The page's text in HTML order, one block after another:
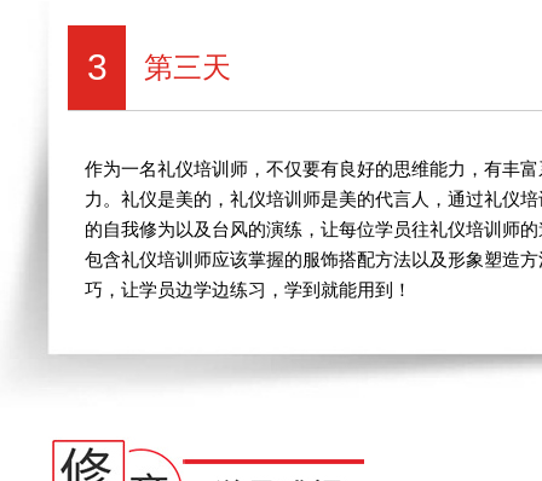
3 第三天
作为一名礼仪培训师，不仅要有良好的思维能力，有丰
力。礼仪是美的，礼仪培训师是美的代言人，通过礼仪
的自我修为以及台风的演练，让每位学员往礼仪培训师
包含礼仪培训师应该掌握的服饰搭配方法以及形象塑造
巧，让学员边学边练习，学到就能用到！